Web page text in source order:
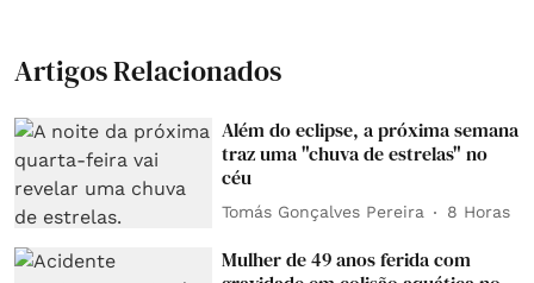
Artigos Relacionados
Além do eclipse, a próxima semana
traz uma "chuva de estrelas" no
céu
Tomás Gonçalves Pereira 8 Horas
Mulher de 49 anos ferida com